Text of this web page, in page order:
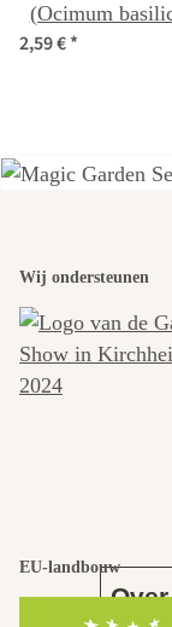
(Ocimum
2,59 €*
Wij ondersteunen
EU-landbouw